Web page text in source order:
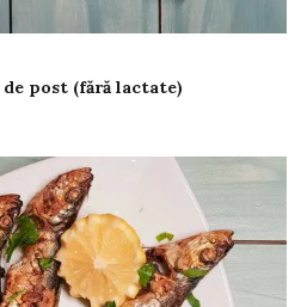
post (fără lactate)